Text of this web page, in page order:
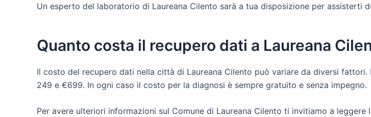
Un esperto del laboratorio di Laureana Cilento sarà a tua disposizione per assisterti
Quanto costa il recupero dati a Laureana
Il costo del recupero dati nella città di Laureana Cilento può variare da diversi
249 e €699. In ogni caso il costo per la diagnosi è sempre gratuito e senza impegno.
Per avere ulteriori informazioni sul Comune di Laureana Cilento ti invitiamo a leggere